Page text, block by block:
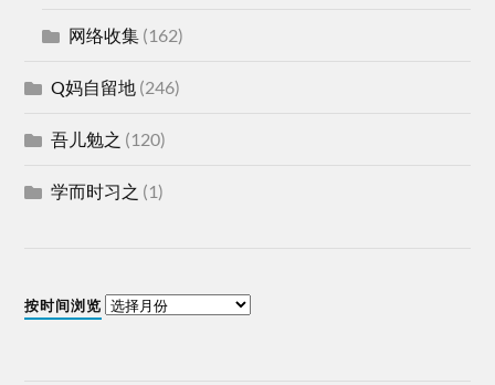
网络收集 (162)
Q妈自留地 (246)
吾儿勉之 (120)
学而时习之 (1)
按时间浏览